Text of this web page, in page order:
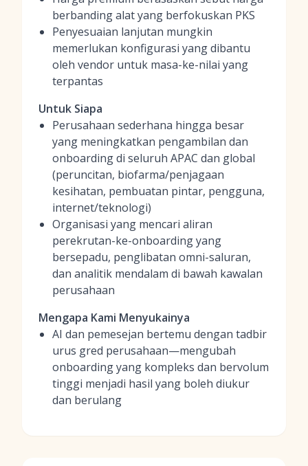
berbanding alat yang berfokuskan PKS
Penyesuaian lanjutan mungkin
memerlukan konfigurasi yang dibantu
oleh vendor untuk masa-ke-nilai yang
terpantas
Untuk Siapa
Perusahaan sederhana hingga besar
yang meningkatkan pengambilan dan
onboarding di seluruh APAC dan global
(peruncitan, biofarma/penjagaan
kesihatan, pembuatan pintar, pengguna,
internet/teknologi)
Organisasi yang mencari aliran
perekrutan-ke-onboarding yang
bersepadu, penglibatan omni-saluran,
dan analitik mendalam di bawah kawalan
perusahaan
Mengapa Kami Menyukainya
AI dan pemesejan bertemu dengan tadbir
urus gred perusahaan—mengubah
onboarding yang kompleks dan bervolum
tinggi menjadi hasil yang boleh diukur
dan berulang